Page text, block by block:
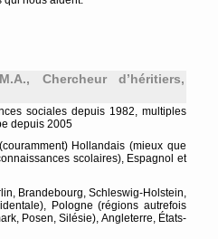
Chercheur d’héritiers,
sociales depuis 1982, multiples
depuis 2005
Hollandais (mieux que
scolaires), Espagnol et
Brandebourg, Schleswig-Holstein,
Pologne (régions autrefois
Posen, Silésie), Angleterre, États-